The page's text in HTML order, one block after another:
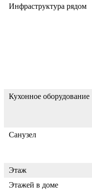
Инфраструктура рядом
Кухонное оборудование
Санузел
Этаж
Этажей в доме